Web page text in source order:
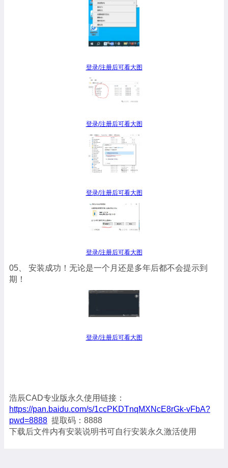
登录/注册后可看大图
登录/注册后可看大图
登录/注册后可看大图
登录/注册后可看大图
05、 安装成功！无论是一个月还是多年后都不会提示到
期！
登录/注册后可看大图
浩辰CAD专业版永久使用链接：
https://pan.baidu.com/s/1ccPKDTnqMXNcE8rGk-vFbA?
pwd=8888 提取码：8888
下载后文件内有安装说明书可自行安装永久激活使用